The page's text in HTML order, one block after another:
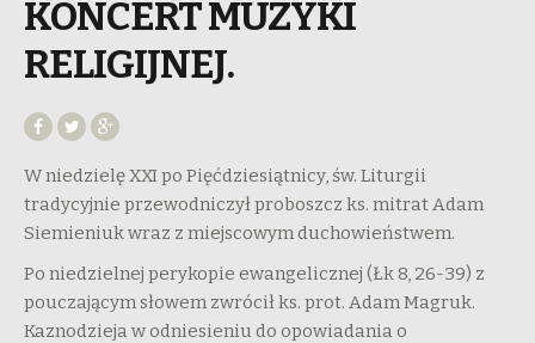
KONCERT MUZYKI
RELIGIJNEJ.
W niedzielę XXI po Pięćdziesiątnicy, św. Liturgii
tradycyjnie przewodniczył proboszcz ks. mitrat Adam
Siemieniuk wraz z miejscowym duchowieństwem.
Po niedzielnej perykopie ewangelicznej (Łk 8, 26-39) z
pouczającym słowem zwrócił ks. prot. Adam Magruk.
Kaznodzieja w odniesieniu do opowiadania o